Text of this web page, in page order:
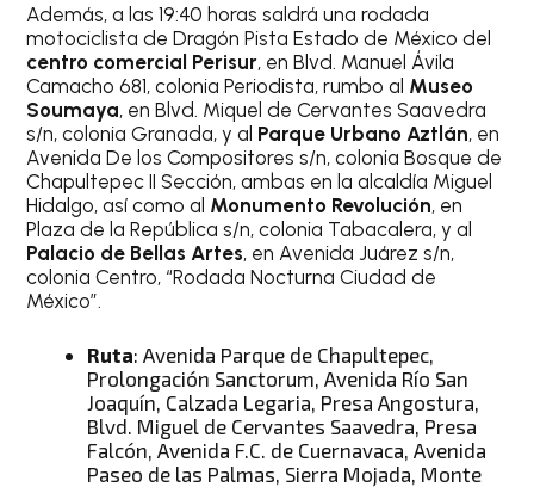
Además, a las 19:40 horas saldrá una rodada
motociclista de Dragón Pista Estado de México del
centro comercial Perisur, en Blvd. Manuel Ávila
Camacho 681, colonia Periodista, rumbo al Museo
Soumaya, en Blvd. Miquel de Cervantes Saavedra
s/n, colonia Granada, y al Parque Urbano Aztlán, en
Avenida De los Compositores s/n, colonia Bosque de
Chapultepec II Sección, ambas en la alcaldía Miguel
Hidalgo, así como al Monumento Revolución, en
Plaza de la República s/n, colonia Tabacalera, y al
Palacio de Bellas Artes, en Avenida Juárez s/n,
colonia Centro, “Rodada Nocturna Ciudad de
México”.
Ruta: Avenida Parque de Chapultepec,
Prolongación Sanctorum, Avenida Río San
Joaquín, Calzada Legaria, Presa Angostura,
Blvd. Miguel de Cervantes Saavedra, Presa
Falcón, Avenida F.C. de Cuernavaca, Avenida
Paseo de las Palmas, Sierra Mojada, Monte